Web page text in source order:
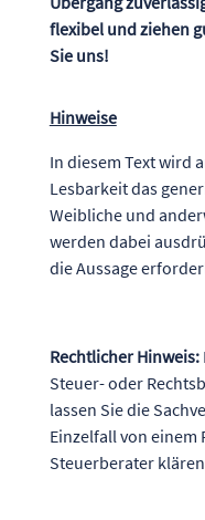
flexibel und ziehen
Sie uns!
Hinweise
In diesem Text wird
Lesbarkeit das
Weibliche und
werden dabei
die Aussage
Rechtlicher Hinweis:
Steuer- oder
lassen Sie die
Einzelfall von
Steuerberater